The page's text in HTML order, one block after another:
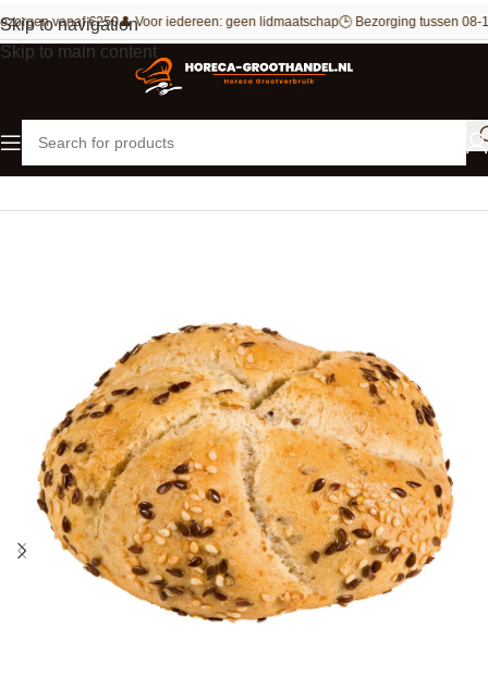
Skip to navigation
Skip to main content
vanaf €250👤 Voor iedereen: geen lidmaatschap🕒 Bezorging tussen 08-
Home Bakkerij